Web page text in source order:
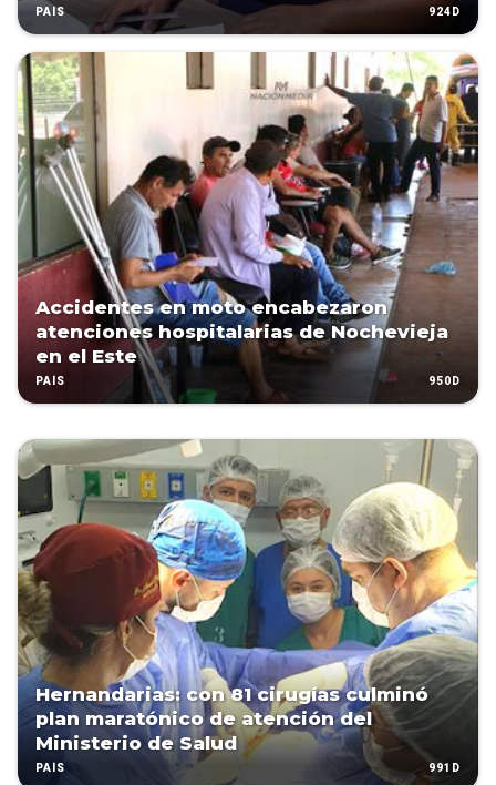
PAÍS 924D
Accidentes en moto encabezaron
atenciones hospitalarias de Nochevieja
en el Este
PAÍS 950D
Hernandarias: con 81 cirugías culminó
plan maratónico de atención del
Ministerio de Salud
PAÍS 991D